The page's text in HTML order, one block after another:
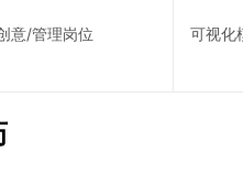
意/管理岗位 可视化